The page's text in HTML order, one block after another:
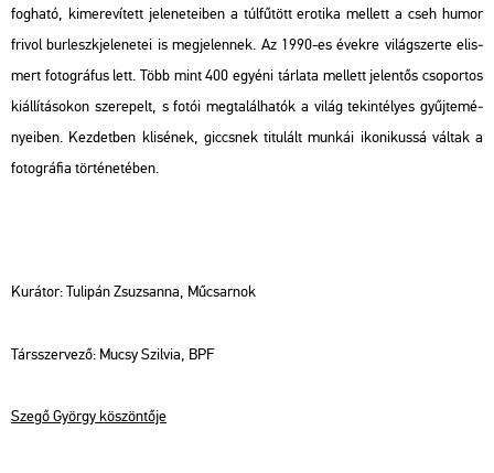
fog­ha­tó, ki­me­re­ví­tett je­le­ne­te­i­ben a túl­fű­tött ero­ti­ka mel­lett a cseh humor
fri­vol bur­leszk­je­le­ne­tei is meg­je­len­nek. Az 1990-es évek­re vi­lág­szer­te el­is­
mert fo­tog­rá­fus lett. Több mint 400 egyé­ni tár­la­ta mel­lett je­len­tős cso­por­tos
ki­ál­lí­tá­so­kon sze­re­pelt, s fotói meg­ta­lál­ha­tók a világ te­kin­té­lyes gyűj­te­mé­
nye­i­ben. Kez­det­ben kli­sé­nek, giccs­nek ti­tu­lált mun­kái iko­ni­kus­sá vál­tak a
fo­tog­rá­fia tör­té­ne­té­ben.
Ku­rá­tor: Tu­li­pán Zsu­zsan­na, Mű­csar­nok
Társ­szer­ve­ző: Mucsy Szil­via, BPF
Szegő György kö­szön­tő­je